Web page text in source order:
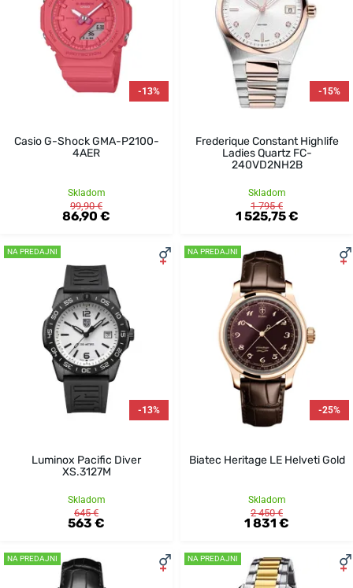
-13%
Casio G-Shock GMA-P2100-
4AER
Skladom
99,90 €
86,90 €
-15%
Frederique Constant Highlife
Ladies Quartz FC-
240VD2NH2B
Skladom
1 795 €
1 525,75 €
NA PREDAJNI
-13%
Luminox Pacific Diver
XS.3127M
Skladom
645 €
563 €
NA PREDAJNI
-25%
Biatec Heritage LE Helveti Gold
Skladom
2 450 €
1 831 €
NA PREDAJNI NA PREDAJNI